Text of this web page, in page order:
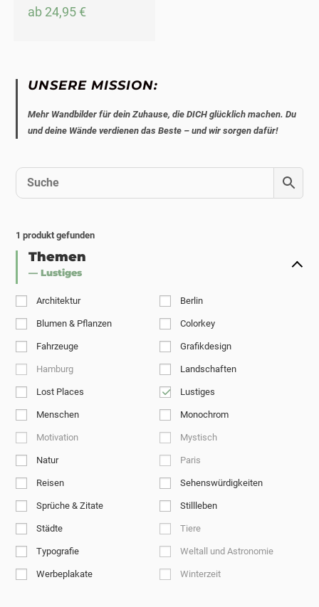
ab 24,95 €
UNSERE MISSION:
Mehr Wandbilder für dein Zuhause, die DICH glücklich machen. Du
und deine Wände verdienen das Beste – und wir sorgen dafür!
1 produkt gefunden
Themen
— Lustiges
Architektur Berlin
Blumen & Pflanzen Colorkey
Fahrzeuge Grafikdesign
Hamburg Landschaften
Lost Places Lustiges
Menschen Monochrom
Motivation Mystisch
Natur Paris
Reisen Sehenswürdigkeiten
Sprüche & Zitate Stillleben
Städte Tiere
Typografie Weltall und Astronomie
Werbeplakate Winterzeit